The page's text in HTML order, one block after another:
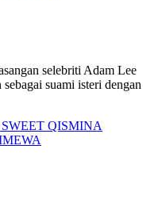
selebriti Adam Lee
suami isteri dengan
QISMINA